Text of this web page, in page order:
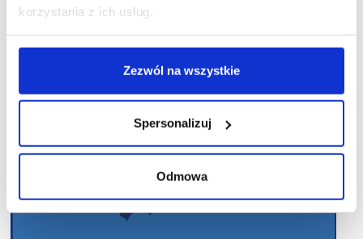
korzystania z ich usług.
Zezwól na wszystkie
Spersonalizuj
Odmowa